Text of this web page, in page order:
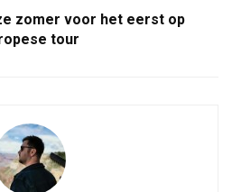
zomer voor het eerst op
tour